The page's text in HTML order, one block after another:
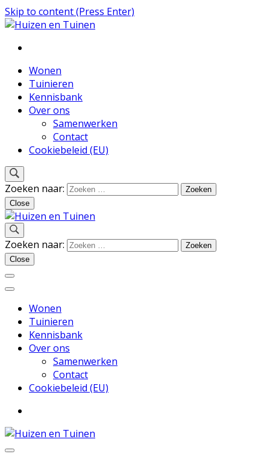
Skip to content (Press Enter)
Huizen en Tuinen
Inspiratie voor wonen en tuinieren
Wonen
Tuinieren
Kennisbank
Over ons
Samenwerken
Contact
Cookiebeleid (EU)
Zoeken naar:
Close
Huizen en Tuinen
Inspiratie voor wonen en tuinieren
Zoeken naar:
Close
Wonen
Tuinieren
Kennisbank
Over ons
Samenwerken
Contact
Cookiebeleid (EU)